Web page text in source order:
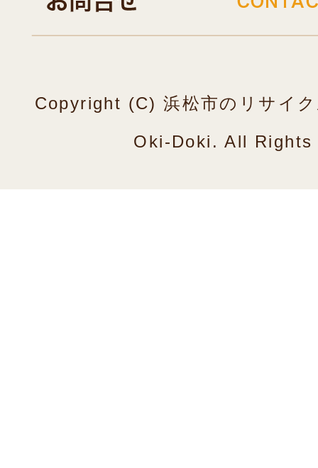
Copyright (C) 浜松市のリサイ
Oki-Doki. All Rights